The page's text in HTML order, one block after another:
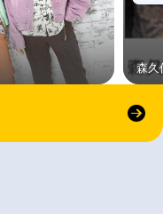
森久